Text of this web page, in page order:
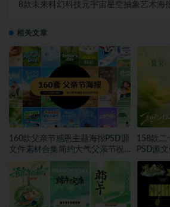
8款未来科幻科技元宇宙星空抽象艺术海
相关文章
160款父亲节感恩主题海报PSD源
文件素材合集简约大气父亲节祝
福宣传设计素材~1559期
158款二
PSD源
二十四
~1553期